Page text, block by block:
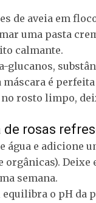
de aveia em
uma pasta
calmante.
glucanos,
é
rosto limpo,
de rosas
água e adicione
Deixe
semana.
o pH da